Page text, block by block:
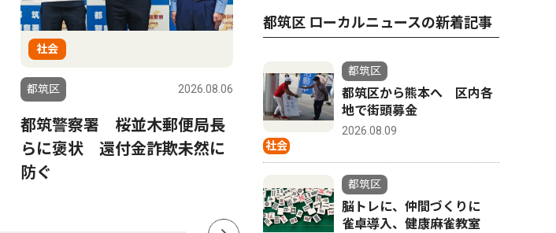
社会
都筑区 2026.08.06
都筑警察署 桜並木郵便局長
らに褒状 還付金詐欺未然に
防ぐ
都筑区 2026.08.06
都筑の未来に意見募集 区プ
ラン改定の検討に
都筑区 ローカルニュースの新着記事
社会
都筑区
都筑区から熊本へ 区内各
地で街頭募金
2026.08.09
都筑区
脳トレに、仲間づくりに
雀卓導入、健康麻雀教室